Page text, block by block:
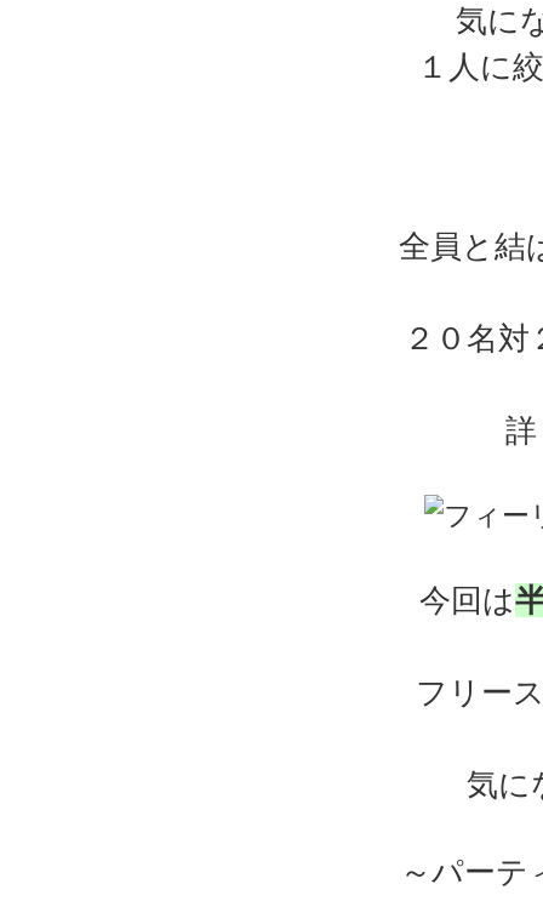
気に
１人に
全員と結
２０名
今回は
フリー
気に
～パー